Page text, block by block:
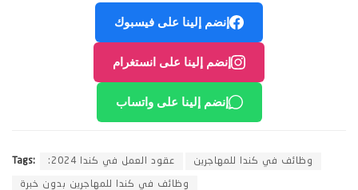
إنضم إلينا على فيسبوك
إنضم إلينا على انستغرام
إنضم إلينا على واتساب
Tags: عقود العمل في كندا 2024: وظائف في كندا للمهاجرين
وظائف في كندا للمهاجرين بدون خبرة